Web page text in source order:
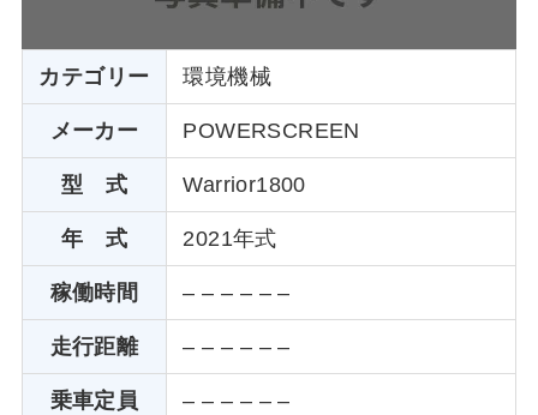
カテゴリー 環境機械
メーカー POWERSCREEN
型 式 Warrior1800
年 式 2021年式
稼働時間 – – – – – –
走行距離 – – – – – –
乗車定員 – – – – – –